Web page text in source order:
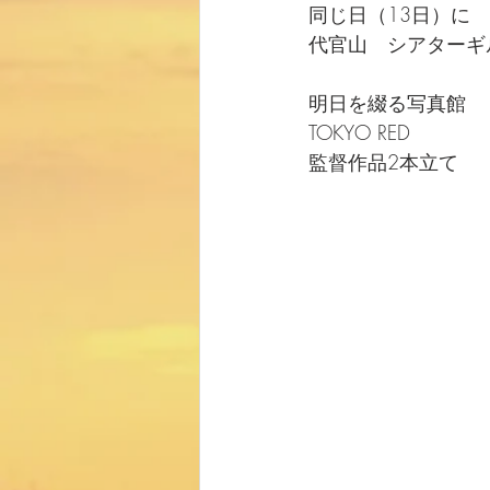
同じ日（13日）に
代官山　シアター
明日を綴る写真館
TOKYO RED
監督作品2本立て